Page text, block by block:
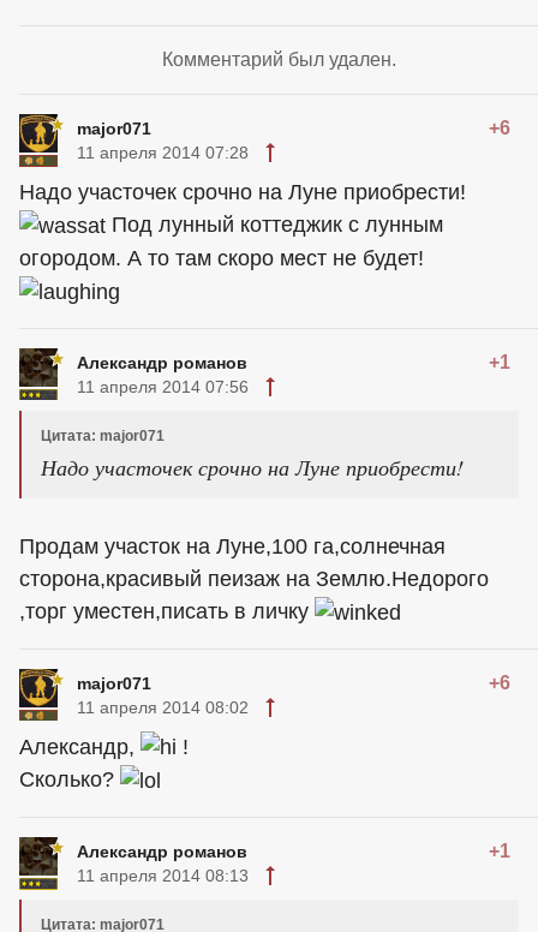
Комментарий был удален.
major071 +6
11 апреля 2014 07:28
Надо участочек срочно на Луне приобрести!
Под лунный коттеджик с лунным
огородом. А то там скоро мест не будет!
Александр романов +1
11 апреля 2014 07:56
Цитата: major071
Надо участочек срочно на Луне приобрести!
Продам участок на Луне,100 га,солнечная
сторона,красивый пеизаж на Землю.Недорого
,торг уместен,писать в личку
major071 +6
11 апреля 2014 08:02
Александр,
!
Сколько?
Александр романов +1
11 апреля 2014 08:13
Цитата: major071